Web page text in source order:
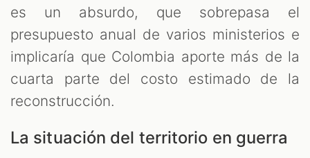
es un absurdo, que sobrepasa el
presupuesto anual de varios ministerios e
implicaría que Colombia aporte más de la
cuarta parte del costo estimado de la
reconstrucción.
La situación del territorio en guerra